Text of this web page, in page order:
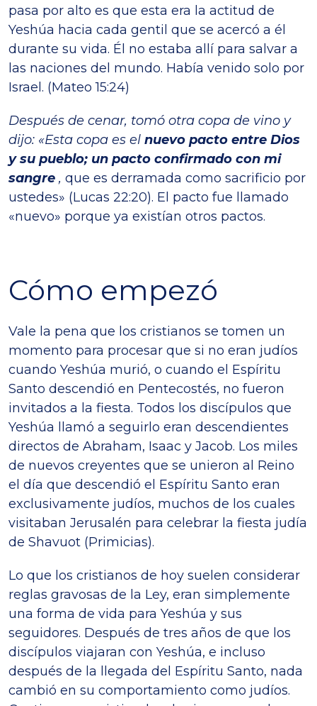
pasa por alto es que esta era la actitud de
Yeshúa hacia cada gentil que se acercó a él
durante su vida. Él no estaba allí para salvar a
las naciones del mundo. Había venido solo por
Israel. (Mateo 15:24)
Después de cenar, tomó otra copa de vino y
dijo: «Esta copa es el nuevo pacto entre Dios
y su pueblo; un pacto confirmado con mi
sangre , que es derramada como sacrificio por
ustedes» (Lucas 22:20). El pacto fue llamado
«nuevo» porque ya existían otros pactos.
Cómo empezó
Vale la pena que los cristianos se tomen un
momento para procesar que si no eran judíos
cuando Yeshúa murió, o cuando el Espíritu
Santo descendió en Pentecostés, no fueron
invitados a la fiesta. Todos los discípulos que
Yeshúa llamó a seguirlo eran descendientes
directos de Abraham, Isaac y Jacob. Los miles
de nuevos creyentes que se unieron al Reino
el día que descendió el Espíritu Santo eran
exclusivamente judíos, muchos de los cuales
visitaban Jerusalén para celebrar la fiesta judía
de Shavuot (Primicias).
Lo que los cristianos de hoy suelen considerar
reglas gravosas de la Ley, eran simplemente
una forma de vida para Yeshúa y sus
seguidores. Después de tres años de que los
discípulos viajaran con Yeshúa, e incluso
después de la llegada del Espíritu Santo, nada
cambió en su comportamiento como judíos.